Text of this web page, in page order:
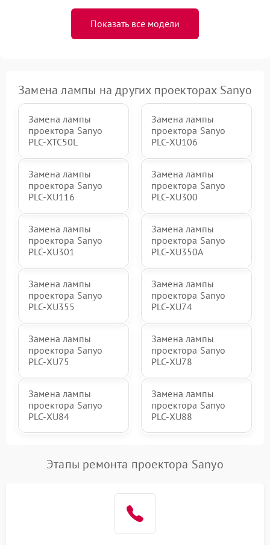
Показать все модели
Замена лампы на других проекторах Sanyo
Замена лампы
проектора Sanyo
PLC-XTC50L
Замена лампы
проектора Sanyo
PLC-XU106
Замена лампы
проектора Sanyo
PLC-XU116
Замена лампы
проектора Sanyo
PLC-XU300
Замена лампы
проектора Sanyo
PLC-XU301
Замена лампы
проектора Sanyo
PLC-XU350A
Замена лампы
проектора Sanyo
PLC-XU355
Замена лампы
проектора Sanyo
PLC-XU74
Замена лампы
проектора Sanyo
PLC-XU75
Замена лампы
проектора Sanyo
PLC-XU78
Замена лампы
проектора Sanyo
PLC-XU84
Замена лампы
проектора Sanyo
PLC-XU88
Этапы ремонта проектора Sanyo